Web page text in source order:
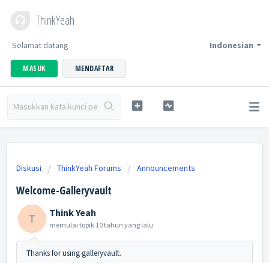
ThinkYeah
Indonesian
Selamat datang
MASUK MENDAFTAR
Diskusi ThinkYeah Forums Announcements
Welcome-Galleryvault
T Think Yeah
memulai topik 10 tahun yang lalu
Thanks for using galleryvault.